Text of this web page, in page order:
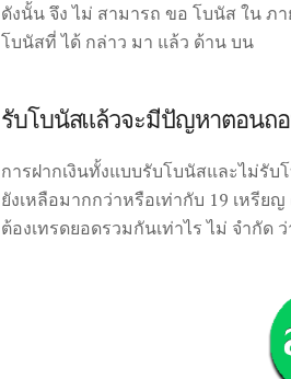
ดังนั้น จึง ไม่ สามารถ ขอ โบนัส ใน ภ
โบนัสที่ ได้ กล่าว มา แล้ว ด้าน บน
รับโบนัสแล้วจะมีปัญหาตอนถอ
การฝากเงินทั้งแบบรับโบนัสและไม่รั
ยังเหลือมากกว่าหรือเท่ากับ 19 เหรี
ต้องเทรดยอดรวมกันเท่าไร ไม่ จำกัด